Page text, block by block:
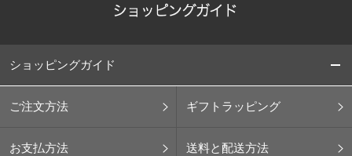
ショッピングガイド
ご注文方法 ギフトラッピング
お支払方法 送料と配送方法